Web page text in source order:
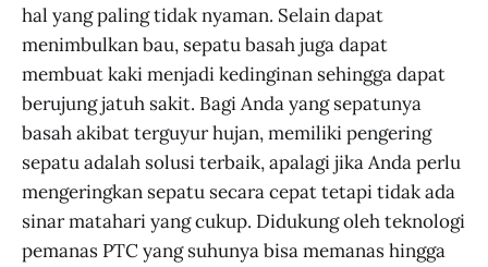
hal yang paling tidak nyaman. Selain dapat
menimbulkan bau, sepatu basah juga dapat
membuat kaki menjadi kedinginan sehingga dapat
berujung jatuh sakit. Bagi Anda yang sepatunya
basah akibat terguyur hujan, memiliki pengering
sepatu adalah solusi terbaik, apalagi jika Anda perlu
mengeringkan sepatu secara cepat tetapi tidak ada
sinar matahari yang cukup. Didukung oleh teknologi
pemanas PTC yang suhunya bisa memanas hingga